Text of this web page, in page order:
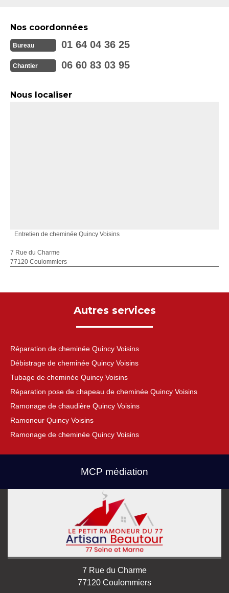
Nos coordonnées
Bureau 01 64 04 36 25
Chantier 06 60 83 03 95
Nous localiser
Entretien de cheminée Quincy Voisins
7 Rue du Charme
77120 Coulommiers
Autres services
Réparation de cheminée Quincy Voisins
Débistrage de cheminée Quincy Voisins
Tubage de cheminée Quincy Voisins
Réparation pose de chapeau de cheminée Quincy Voisins
Ramonage de chaudière Quincy Voisins
Ramoneur Quincy Voisins
Ramonage de cheminée Quincy Voisins
MCP médiation
7 Rue du Charme
77120 Coulommiers